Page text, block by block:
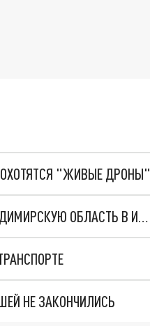
ОХОТЯТСЯ "ЖИВЫЕ ДРОНЫ"
СДВОЕННЫЙ ПОЕЗД «ЛАСТОЧКА» НАЧНЁТ КУРСИРОВАТЬ ЧЕРЕЗ ВЛАДИМИРСКУЮ ОБЛАСТЬ В ИЮНЕ 2023 ГОДА
НЕ ЗАКОНЧИЛИСЬ